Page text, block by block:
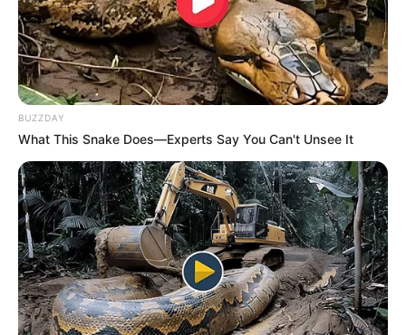
BUZZDAY
What This Snake Does—Experts Say You Can't Unsee It